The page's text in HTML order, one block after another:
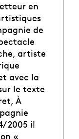
en
de
artiste
avec la
le texte
À
2005 il
«